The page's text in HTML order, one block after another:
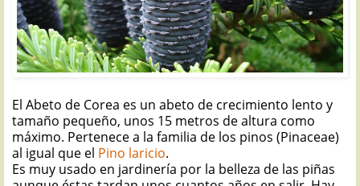
El Abeto de Corea es un abeto de crecimiento lento y
tamaño pequeño, unos 15 metros de altura como
máximo. Pertenece a la familia de los pinos (Pinaceae)
al igual que el Pino laricio.
Es muy usado en jardinería por la belleza de las piñas